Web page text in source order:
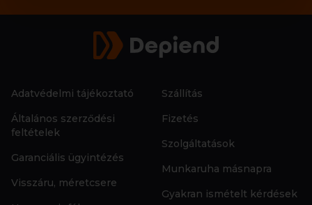
Adatvédelmi tájékoztató
Általános szerződési
feltételek
Garanciális ügyintézés
Visszáru, méretcsere
Szállítás
Fizetés
Szolgáltatások
Munkaruha másnapra
Gyakran ismételt kérdések